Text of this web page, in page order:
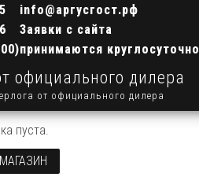
info@аргусгост.рф
Заявки с сайта
принимаются круглосуточно
официального дилера
от официального дилера
пуста.